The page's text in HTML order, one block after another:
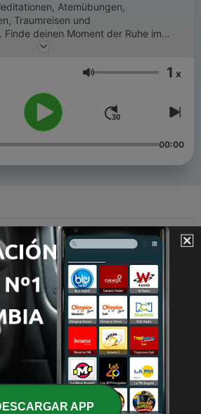
Atemübungen,
Traumreisen und
deinen Moment der Ruhe im
Alltag. Mehr Infos unter: www.happy-you.de
Volumen 1 x
00:00
am Lagerfeuer - Traumreise
- Farben atmen
zum Einschlafen - für Körper,
APP